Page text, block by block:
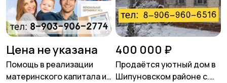
Цена не указана
Помощь в реализации
материнского капитала и
400 000 ₽
Продаётся уютный дом в
Шипуновском районе с.